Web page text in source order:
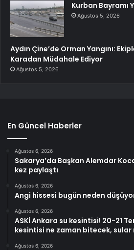
Kurban Bayramı
Ağustos 5, 2026
Aydın Çine’de Orman Yangını:
Karadan Müdahale Ediyor
Ağustos 5, 2026
En Güncel Haberler
Ağustos 6, 2026
Sakarya’da Başkan Alemdar
kez paylaştı
Ağustos 6, 2026
Angi hissesi bugün neden
Ağustos 6, 2026
ASKİ Ankara su kesintisi! 20-21
kesintisi ne zaman bitecek, sular
Ağustos 6, 2026